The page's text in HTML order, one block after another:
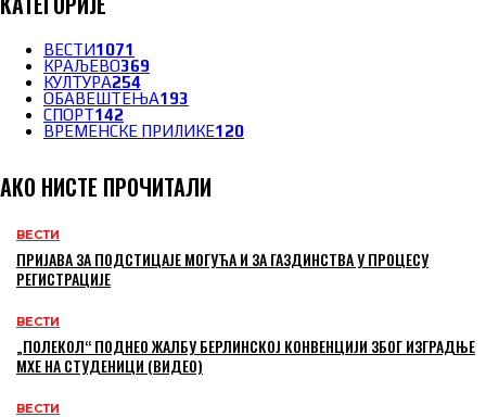
ВЕСТИ1071
КРАЉЕВО369
КУЛТУРА254
ОБАВЕШТЕЊА193
СПОРТ142
ВРЕМЕНСКЕ ПРИЛИКЕ120
АКО НИСТЕ ПРОЧИТАЛИ
ВЕСТИ
ПРИЈАВА ЗА ПОДСТИЦАЈЕ МОГУЋА И ЗА ГАЗДИНСТВА У ПРОЦЕСУ
РЕГИСТРАЦИЈЕ
ВЕСТИ
„ПОЛЕКОЛ“ ПОДНЕО ЖАЛБУ БЕРЛИНСКОЈ КОНВЕНЦИЈИ ЗБОГ ИЗГРАДЊЕ
МХЕ НА СТУДЕНИЦИ (ВИДЕО)
ВЕСТИ